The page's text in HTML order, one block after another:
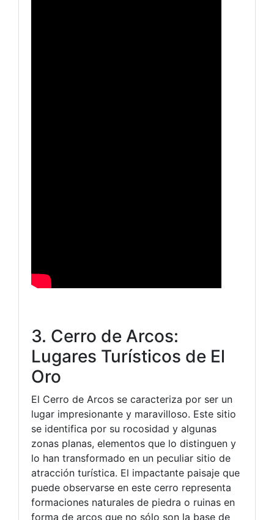
3. Cerro de Arcos:
Lugares Turísticos de El
Oro
El Cerro de Arcos se caracteriza por ser un
lugar impresionante y maravilloso. Este sitio
se identifica por su rocosidad y algunas
zonas planas, elementos que lo distinguen y
lo han transformado en un peculiar sitio de
atracción turística. El impactante paisaje que
puede observarse en este cerro representa
formaciones naturales de piedra o ruinas en
forma de arcos que no sólo son la base de